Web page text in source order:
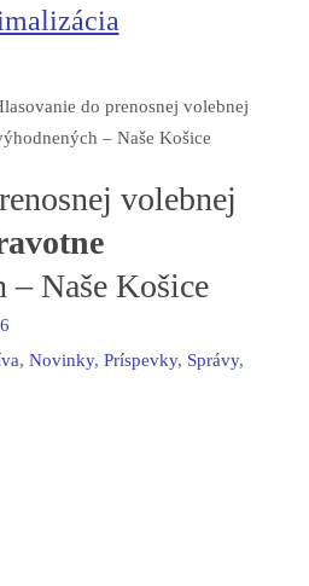
do prenosnej volebnej
– Naše Košice
volebnej
– Naše Košice
,Novinky,Príspevky, Správy,